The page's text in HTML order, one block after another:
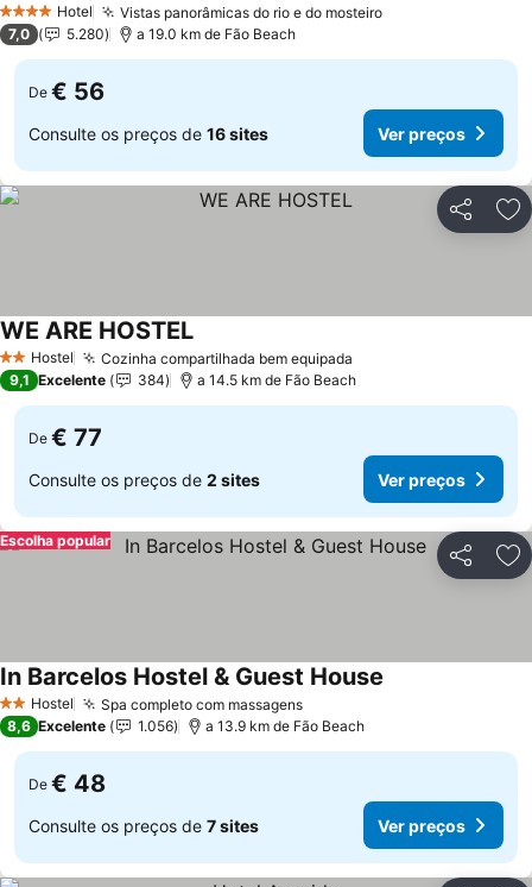
4 EstrelasHotel Vistas panorâmicas do rio e do mosteiro
7,0 5.280 a 19.0 km de Fão Beach
De € 56
Consulte os preços de 16 sites Ver preços
Partilhar
2 Estrelas
Hostel Cozinha compartilhada bem equipada
WE ARE HOSTEL
9,1 Excelente 384 a 14.5 km de Fão Beach
De € 77
Consulte os preços de 2 sites Ver preços
Partilhar
Escolha popular
2 Estrelas
Hostel Spa completo com massagens
In Barcelos Hostel & Guest House
8,6 Excelente 1.056 a 13.9 km de Fão Beach
De € 48
Consulte os preços de 7 sites Ver preços